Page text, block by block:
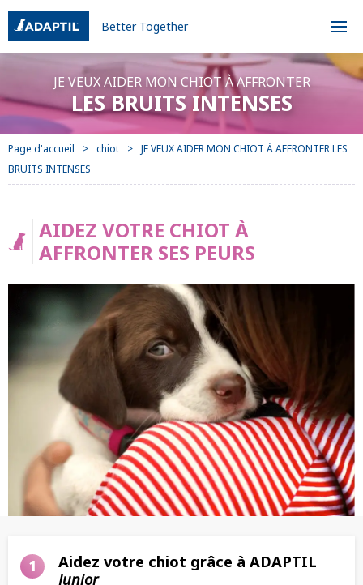
Better Together
JE VEUX AIDER MON CHIOT À AFFRONTER
LES BRUITS INTENSES
Page d'accueil chiot
JE VEUX AIDER MON CHIOT À AFFRONTER LES
BRUITS INTENSES
AIDEZ VOTRE CHIOT À
AFFRONTER SES PEURS
1
Aidez votre chiot grâce à ADAPTIL
Junior